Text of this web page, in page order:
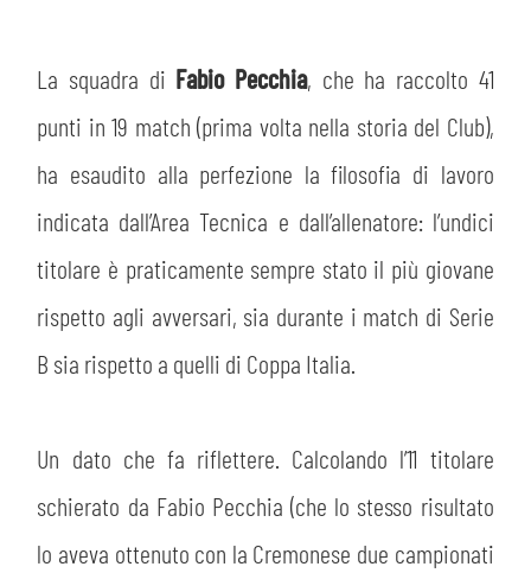
INFORMATIVA FINANZIARIA
PARTNER
La squadra di Fabio Pecchia, che ha raccolto 41
punti in 19 match (prima volta nella storia del Club),
ha esaudito alla perfezione la filosofia di lavoro
indicata dall’Area Tecnica e dall’allenatore: l’undici
titolare è praticamente sempre stato il più giovane
rispetto agli avversari, sia durante i match di Serie
B sia rispetto a quelli di Coppa Italia.
Un dato che fa riflettere. Calcolando l’11 titolare
schierato da Fabio Pecchia (che lo stesso risultato
lo aveva ottenuto con la Cremonese due campionati